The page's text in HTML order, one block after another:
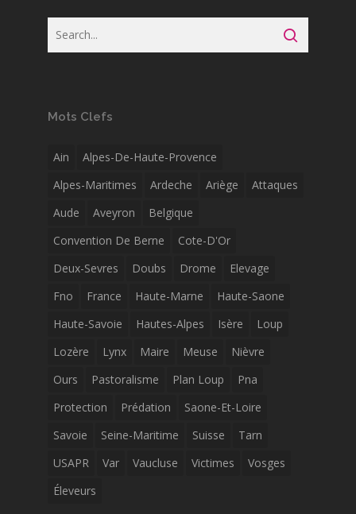
Mots Clefs
Ain
Alpes-De-Haute-Provence
Alpes-Maritimes
Ardeche Ariège
Attaques
Aude
Aveyron
Belgique
Convention De Berne
Cote-D'Or
Deux-Sevres
Doubs Drome
Elevage
Fno
France Haute-Marne
Haute-Saone
Haute-Savoie
Hautes-Alpes Isère
Loup
Lozère
Lynx Maire Meuse
Nièvre
Ours
Pastoralisme Plan Loup
Pna
Protection
Prédation
Saone-Et-Loire
Savoie
Seine-Maritime Suisse
Tarn
USAPR
Var Vaucluse Victimes
Vosges
Éleveurs